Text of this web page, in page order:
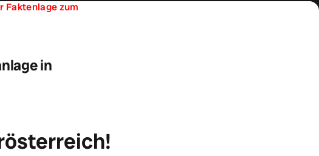
Faktenlage zum
in